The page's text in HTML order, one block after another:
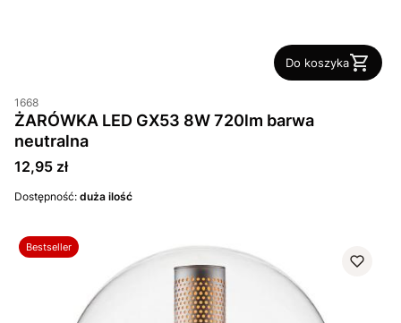
Do koszyka
1668
ŻARÓWKA LED GX53 8W 720lm barwa
neutralna
Cena
12,95 zł
Dostępność: duża ilość
Bestseller